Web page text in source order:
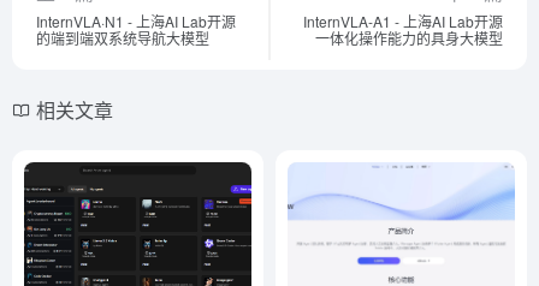
InternVLA·N1 - 上海AI Lab开源
的端到端双系统导航大模型
InternVLA-A1 - 上海AI Lab开源
一体化操作能力的具身大模型
相关文章